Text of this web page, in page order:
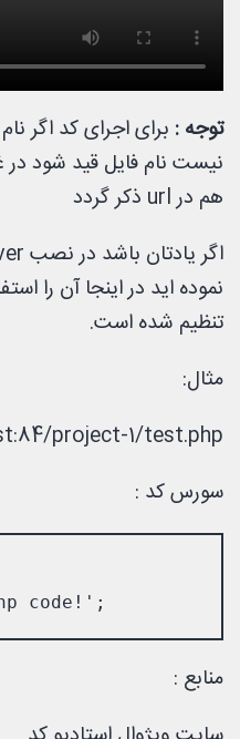
توجه :
نیست نام فایل قید شود در
هم در url ذکر گردد
تنظیم شده است.
مثال:
project-1/test.php
سورس کد :
code!';
منابع :